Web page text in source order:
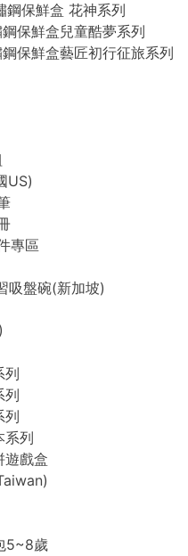
鋼保鮮盒 花神系列
保鮮盒兒童酷夢系列
保鮮盒藝匠初行征旅系列
US)
專區
吸盤碗(新加坡)
列
列
列
系列
遊戲盒
5~8歲